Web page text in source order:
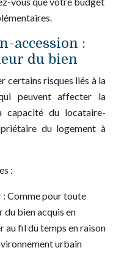
accession :
du bien
certains risques liés à la
peuvent affecter la
du locataire-
du logement à
:
Comme pour toute
bien acquis en
au fil du temps en raison
urbain